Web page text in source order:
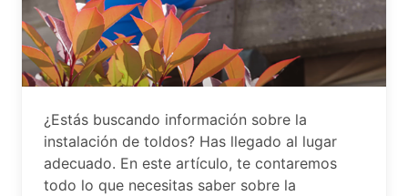
¿Estás buscando información sobre la
instalación de toldos? Has llegado al lugar
adecuado. En este artículo, te contaremos
todo lo que necesitas saber sobre la